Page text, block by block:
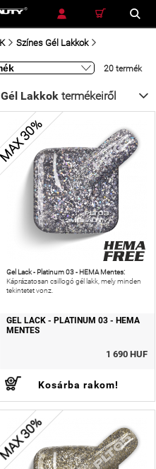
RÉSZLETES KERESÉS
Színes Gél Lakkok
20 termék
Lakkok termékeiről
MAX 30%
Gel Lack - Platinum 03 - HEMA Mentes:
Káprázatosan csillogó gél lakk, mely minden
tekintetet vonz.
GEL LACK - PLATINUM 03 - HEMA
MENTES
1 690 HUF
Kosárba rakom!
MAX 30%